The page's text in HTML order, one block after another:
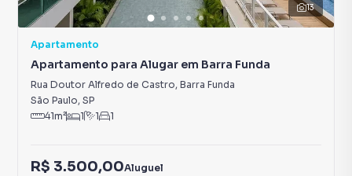
13
Apartamento
Apartamento para Alugar em Barra Funda
Rua Doutor Alfredo de Castro, Barra Funda
São Paulo, SP
41m² 1 1 1
R$ 3.500,00Aluguel